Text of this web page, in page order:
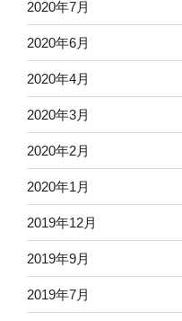
2020年7月
2020年6月
2020年4月
2020年3月
2020年2月
2020年1月
2019年12月
2019年9月
2019年7月